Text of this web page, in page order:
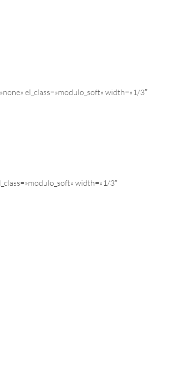
el_class=»modulo_soft» width=»1/3″
width=»1/3″